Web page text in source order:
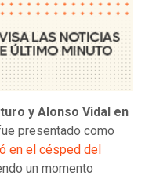
y Alonso Vidal en
presentado como
en el césped del
un momento